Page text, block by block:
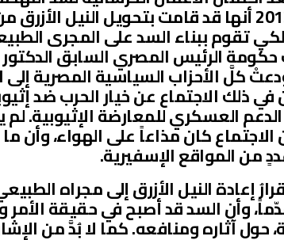
مايو عام 2013 أنها قد قامت بتحويل النيل
تقوم ببناء السد على المجرى
الرئيس المصري السابق
كلَّ الأحزاب السياسية المصرية
في ذلك الاجتماع عن خيار الحرب ضد
العسكري للمعارضة الإثيوبية.
كان مذاعاً على الهواء، وأن
من المواقع الإسفيرية.
إعادة النيل الأزرق إلى مجراه
وأن السد قد أصبح في حقيقة الأمر
حول آثاره ومنافعه. كما لا بُدَّ من